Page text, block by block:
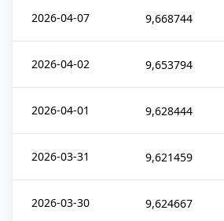
2026-04-07 9,668744
2026-04-02 9,653794
2026-04-01 9,628444
2026-03-31 9,621459
2026-03-30 9,624667